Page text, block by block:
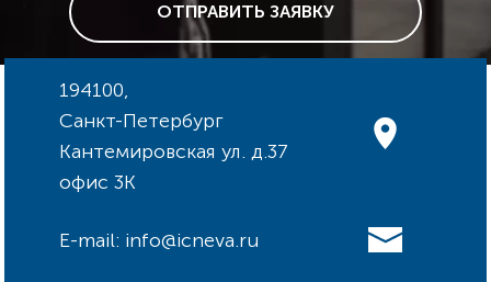
ОТПРАВИТЬ ЗАЯВКУ
194100,
Санкт-Петербург
Кантемировская ул. д.37
офис 3К
E-mail: info@icneva.ru